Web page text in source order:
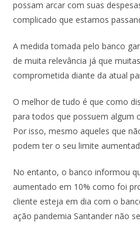
possam arcar com suas
complicado que estamos
A medida tomada pelo banco
de muita relevância já que
comprometida diante da atual
O melhor de tudo é que como
para todos que possuem algum
Por isso, mesmo aqueles que
podem ter o seu limite
No entanto, o banco informou
aumentado em 10% como foi
cliente esteja em dia com o
ação pandemia Santander não